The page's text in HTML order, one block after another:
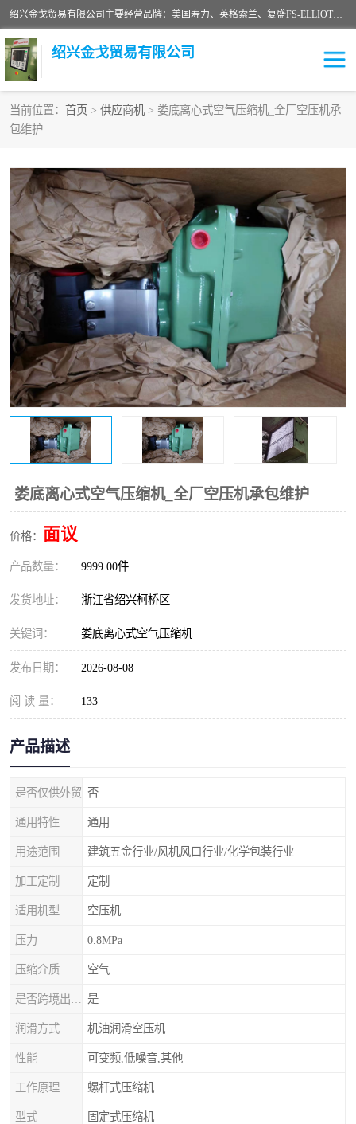
绍兴金戈贸易有限公司主要经营品牌：美国寿力、英格索兰、复盛FS-ELLIOTT，库伯COOPER、阿特拉斯等品牌空压机及配件销售；承接全厂空气压缩机管理、维护保养；节能改造；气体干燥机销售、维护、维修、保养。销售各种品牌空压机空气滤芯、油滤芯、油气分离器；精密过滤器滤芯；除油雾滤芯；抽真空滤芯，消音器，疏水器。劳务承接：全厂空压机维修保养工程，安装工程；移机或汰换工程；节能改造工程等。
绍兴金戈贸易有限公司
当前位置： 首页 > 供应商机 > 娄底离心式空气压缩机_全厂空压机承
包维护
娄底离心式空气压缩机_全厂空压机承包维护
价格： 面议
产品数量： 9999.00件
发货地址： 浙江省绍兴柯桥区
关键词： 娄底离心式空气压缩机
发布日期： 2026-08-08
阅 读 量： 133
产品描述
是否仅供外贸 否
通用特性 通用
用途范围 建筑五金行业/风机风口行业/化学包装行业
加工定制 定制
适用机型 空压机
压力 0.8MPa
压缩介质 空气
是
润滑方式 机油润滑空压机
性能 可变频,低噪音,其他
工作原理 螺杆式压缩机
型式 固定式压缩机
二手空压机
超级冷却剂 英格索兰配件
中车鼓风机 闽台富源特种陶瓷
美国寿力空压机零部件 英格索兰离心机空滤芯
英格索兰COOPER离心机
配件
库伯卡麦隆离心机零件
微电脑控制器 离心式压缩机高速转子组
复盛离心机零件 中冷耐高温气侧密封胶垫
空气过滤器 阿特拉斯
冷却器 复盛FS-elliott离心机零件
CAMERON空压机维修 CAMERON空压机显示屏